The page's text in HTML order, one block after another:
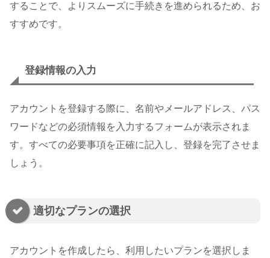
することで、よりスムーズに手続きを進められるため、お
すすめです。
登録情報の入力
アカウントを登録する際に、名前やメールアドレス、パス
ワードなどの必須情報を入力するフォームが表示されま
す。すべての必要事項を正確に記入し、登録を完了させま
しょう。
適切なプランの選択
アカウントを作成したら、利用したいプランを選択しま